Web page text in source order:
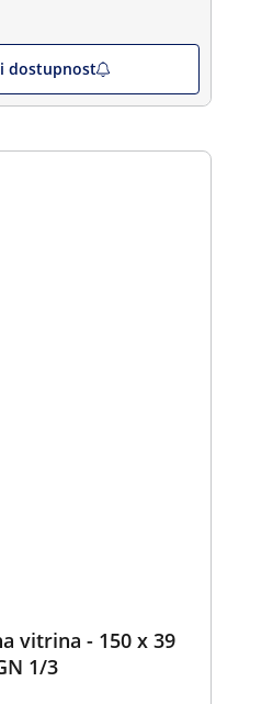
dostupnost
vitrina - 150 x 39
1/3